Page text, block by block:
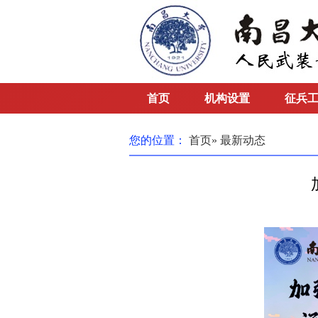
首页 机构设置 征兵
您的位置： 首页» 最新动态